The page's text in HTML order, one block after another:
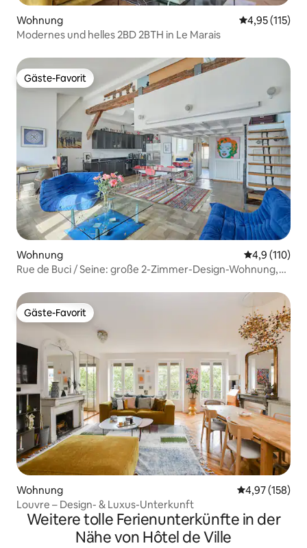
Wohnung
4,95 (115)
Modernes und helles 2BD 2BTH in Le Marais
Gäste-Favorit
Gäste-Favorit
Wohnung
4,9 (110)
Rue de Buci / Seine: große 2-Zimmer-Design-Wohnung,
Gäste-Favorit
Gäste-Favorit
Wohnung
4,97 (158)
Louvre – Design- & Luxus-Unterkunft
Weitere tolle Ferienunterkünfte in der
Nähe von Hôtel de Ville